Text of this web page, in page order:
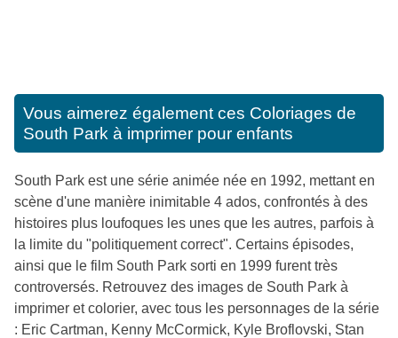
Vous aimerez également ces Coloriages de
South Park à imprimer pour enfants
South Park est une série animée née en 1992, mettant en
scène d'une manière inimitable 4 ados, confrontés à des
histoires plus loufoques les unes que les autres, parfois à
la limite du "politiquement correct". Certains épisodes,
ainsi que le film South Park sorti en 1999 furent très
controversés. Retrouvez des images de South Park à
imprimer et colorier, avec tous les personnages de la série
: Eric Cartman, Kenny McCormick, Kyle Broflovski, Stan